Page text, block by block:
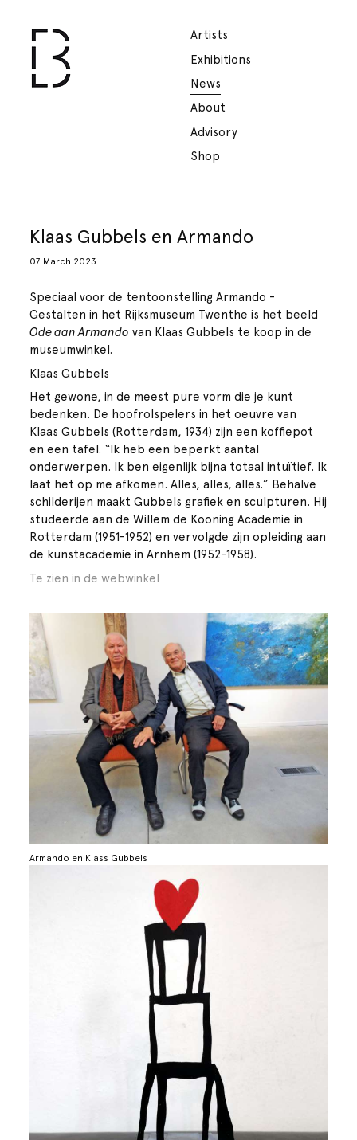
Artists
Exhibitions
News
About
Advisory
Shop
Klaas Gubbels en Armando
07 March 2023
Speciaal voor de tentoonstelling Armando -
Gestalten in het Rijksmuseum Twenthe is het beeld
Ode aan Armando van Klaas Gubbels te koop in de
museumwinkel.
Klaas Gubbels
Het gewone, in de meest pure vorm die je kunt
bedenken. De hoofrolspelers in het oeuvre van
Klaas Gubbels (Rotterdam, 1934) zijn een koffiepot
en een tafel. “Ik heb een beperkt aantal
onderwerpen. Ik ben eigenlijk bijna totaal intuïtief. Ik
laat het op me afkomen. Alles, alles, alles.” Behalve
schilderijen maakt Gubbels grafiek en sculpturen. Hij
studeerde aan de Willem de Kooning Academie in
Rotterdam (1951-1952) en vervolgde zijn opleiding aan
de kunstacademie in Arnhem (1952-1958).
Te zien in de webwinkel
Armando en Klass Gubbels